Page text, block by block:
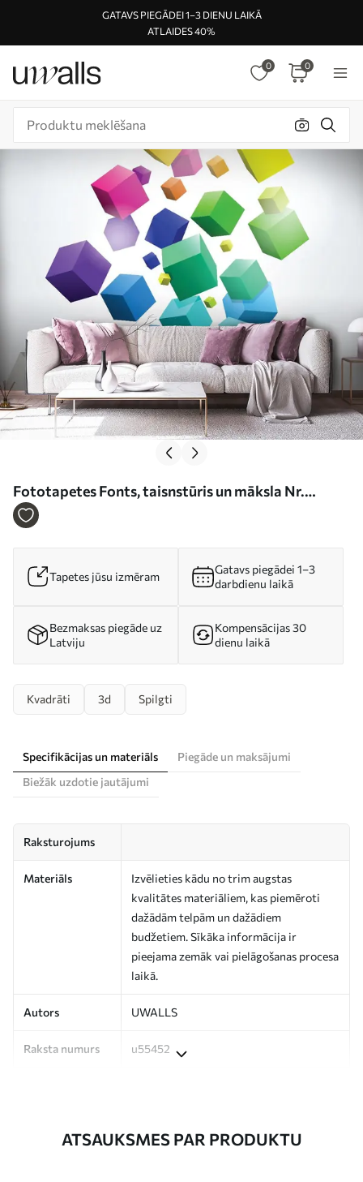
GATAVS PIEGĀDEI 1–3 DIENU LAIKĀ
ATLAIDES 40%
0 0
Fototapetes Fonts, taisnstūris un māksla Nr.
u55452
Tapetes jūsu izmēram
Gatavs piegādei 1–3
darbdienu laikā
Bezmaksas piegāde uz
Latviju
Kompensācijas 30
dienu laikā
Kvadrāti 3d Spilgti
Specifikācijas un materiāls
Piegāde un maksājumi
Biežāk uzdotie jautājumi
Raksturojums
Materiāls
Izvēlieties kādu no trim augstas
kvalitātes materiāliem, kas piemēroti
dažādām telpām un dažādiem
budžetiem. Sīkāka informācija ir
pieejama zemāk vai pielāgošanas procesa
laikā.
Autors UWALLS
Raksta numurs u55452
ATSAUKSMES PAR PRODUKTU